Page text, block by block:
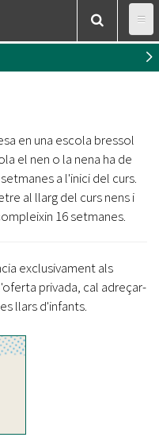
en una escola bressol
el nen o la nena ha de
a l'inici del curs.
al llarg del curs nens i
16 setmanes.
exclusivament als
privada, cal adreçar-
llars d'infants.